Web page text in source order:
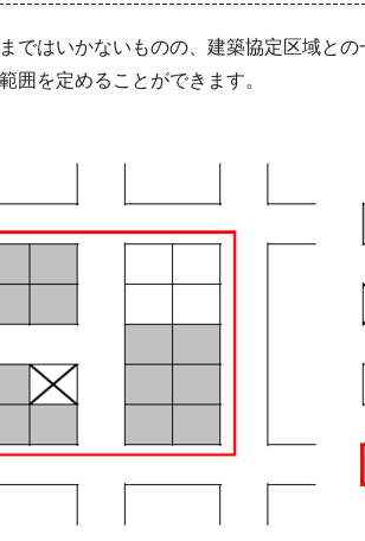
ではいかないものの、建築協定区域と
囲を定めることができます。